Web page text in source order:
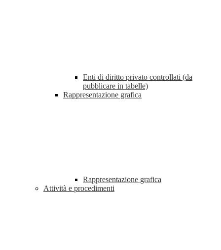
Enti di diritto privato controllati (da
pubblicare in tabelle)
Rappresentazione grafica
Rappresentazione grafica
Attività e procedimenti